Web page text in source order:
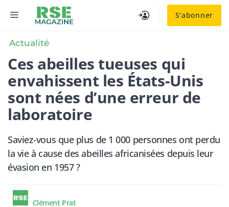
S'abonner
MENU
Actualité
Ces abeilles tueuses qui
envahissent les États-Unis
sont nées d’une erreur de
laboratoire
Saviez-vous que plus de 1 000 personnes ont perdu
la vie à cause des abeilles africanisées depuis leur
évasion en 1957 ?
Clément Prat